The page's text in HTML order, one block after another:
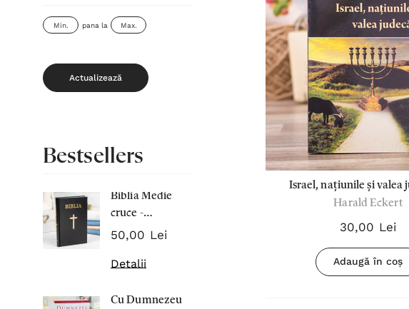
pana la
Actualizează
Bestsellers
Biblia Medie
cruce -
Cartonata 063
50,00 Lei
Detalii
Cu Dumnezeu
Israel, națiunile și valea
Harald Eckert
30,00 Lei
Adaugă în coș